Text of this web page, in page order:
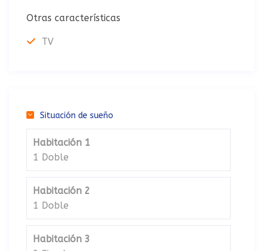
Otras características
TV
Situación de sueño
Habitación 1
1 Doble
Habitación 2
1 Doble
Habitación 3